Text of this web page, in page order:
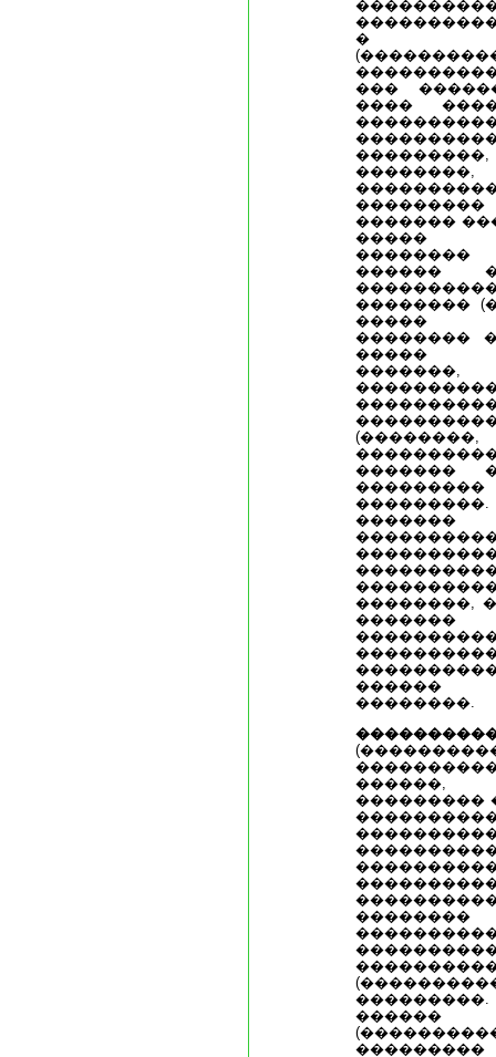
�
���
����
�������
�����
��������
������
��������
�����
��������
�����
�������
���������
��������,
������
��������.
���������